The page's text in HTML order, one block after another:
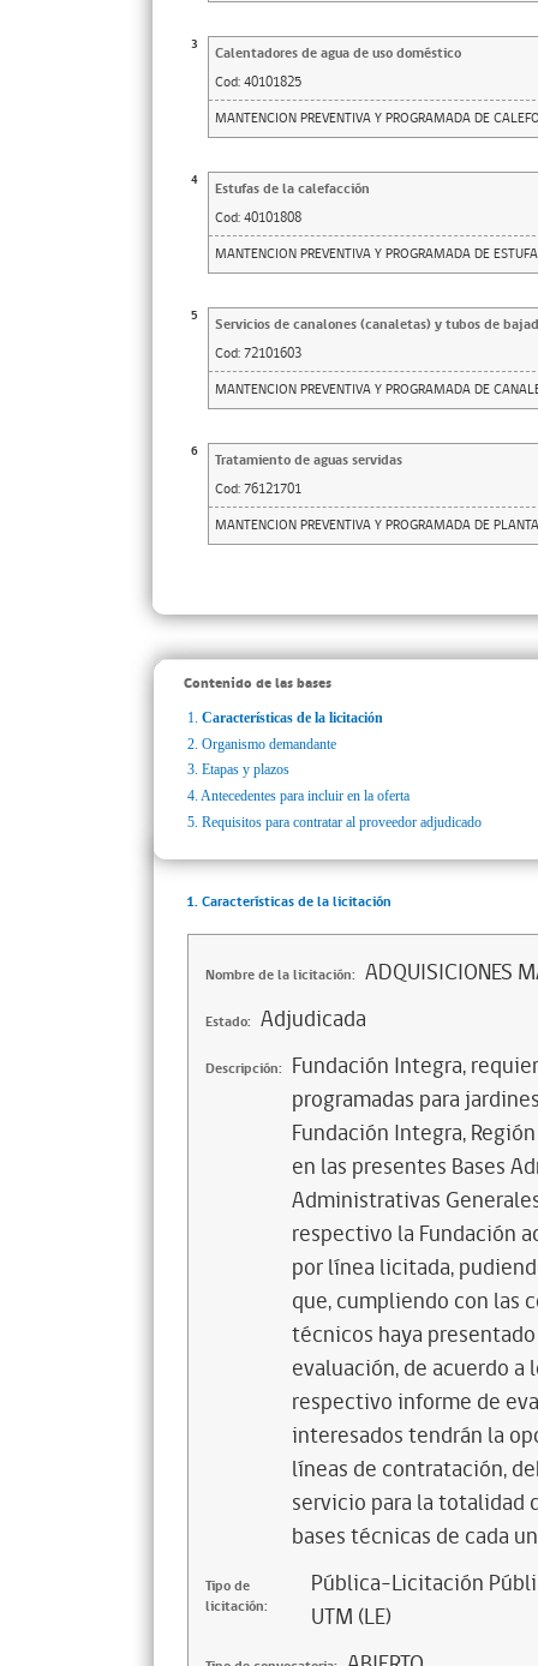
3
Calentadores de agua de uso doméstico
Cod: 40101825
MANTENCION PREVENTIVA Y PROGRAMADA DE
4
Estufas de la calefacción
Cod: 40101808
MANTENCION PREVENTIVA Y PROGRAMADA DE
5
Servicios de canalones (canaletas) y tubos de
Cod: 72101603
MANTENCION PREVENTIVA Y PROGRAMADA DE
6
Tratamiento de aguas servidas
Cod: 76121701
MANTENCION PREVENTIVA Y PROGRAMADA DE
Contenido de las bases
1. Características de la licitación
2. Organismo demandante
3. Etapas y plazos
4. Antecedentes para incluir en la oferta
5. Requisitos para contratar al proveedor adjudicado
1. Características de la licitación
Nombre de la licitación: ADQUISICIONES
Estado: Adjudicada
Descripción: Fundación Integra,
programadas para
Fundación Integra,
en las presentes Bases
Administrativas
respectivo la Fundación
por línea licitada,
que, cumpliendo con las
técnicos haya
evaluación, de acuerdo a
respectivo informe de
interesados tendrán la
líneas de contratación,
servicio para la totalidad
bases técnicas de cada
Tipo de
licitación:
Pública-Licitación
UTM (LE)